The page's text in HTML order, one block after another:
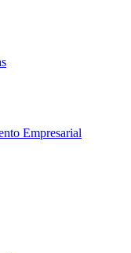
Empresarial